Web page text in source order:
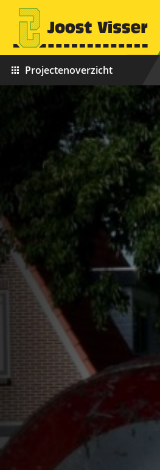
Projectenoverzicht